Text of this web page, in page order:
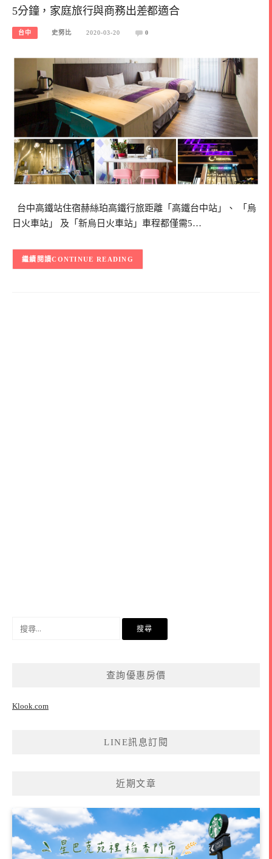
5分鐘，家庭旅行與商務出差都適合
台中 史努比 2020-03-20 0
台中高鐵站住宿赫絲珀高鐵行旅距離「高鐵台中站」、 「烏
日火車站」 及「新烏日火車站」車程都僅需5…
CONTINUE READING
查詢優惠房價
Klook.com
LINE訊息訂閱
近期文章